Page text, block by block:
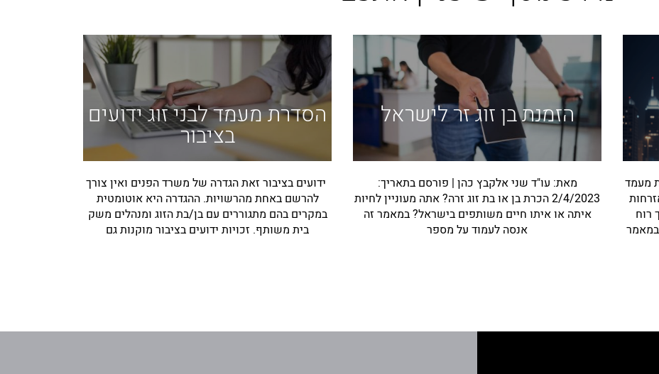
מעמד
רוח
הזמנת בן זוג זר לישראל
מאת: עו"ד שני אלקבץ כהן | פורסם בתאריך:
2/4/2023 הכרת בן או בת זוג זרה? אתה מעוניין לחיות
איתה או איתו חיים משותפים בישראל? במאמר זה
אנסה לעמוד על מספר
הסדרת מעמד לבני זוג ידועים
בציבור
ידועים בציבור זאת הגדרה של משרד הפנים ואין צורך
להרשם באחת מהרשויות. ההגדרה היא אוטומטית
במקרים בהם מתגוררים עם בן/בת הזוג ומנהלים משק
בית משותף. זכויות ידועים בציבור מוקנות גם